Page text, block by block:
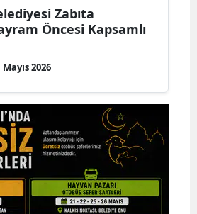
Sivas
Tekirdağ
Trabzon
Şanlıurfa
Uşak
Van
Zabıta
Öncesi Kapsamlı
Mayıs 2026